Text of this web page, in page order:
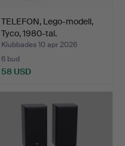
TELEFON, Lego-modell,
Tyco, 1980-tal.
Klubbades 10 apr 2026
6 bud
58 USD